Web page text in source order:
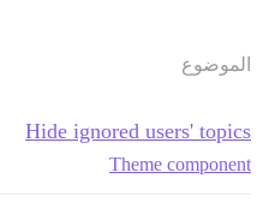
الموضوع
Hide ignored users' topics
Theme component